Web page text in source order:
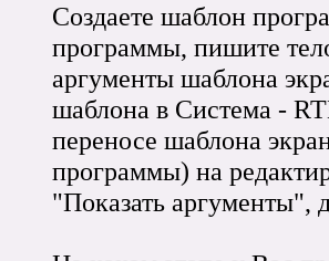
Создаете шаблон
программы, пишите
аргументы шаблона
шаблона в Система -
переносе шаблона
программы) на
"Показать аргументы",